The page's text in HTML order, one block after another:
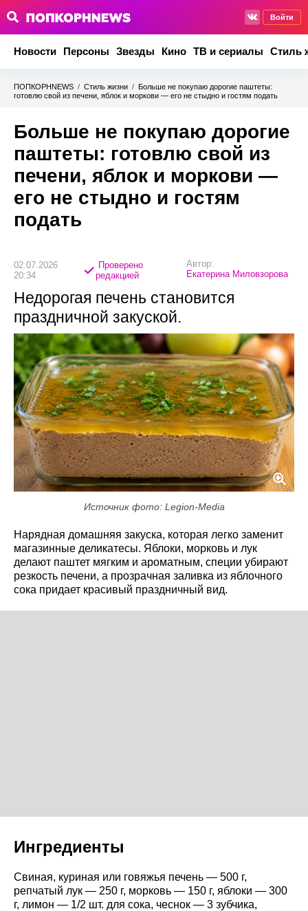
Войти
Новости Персоны Звезды Кино ТВ и сериалы Стиль
ПОПКОРНNEWS / Стиль жизни / Больше не покупаю дорогие паштеты:
готовлю свой из печени, яблок и моркови — его не стыдно и гостям подать
Больше не покупаю дорогие
паштеты: готовлю свой из
печени, яблок и моркови —
его не стыдно и гостям
подать
02.07.2026
20:34
Проверено
редакцией
Автор:
Екатерина Миловзорова
Недорогая печень становится
праздничной закуской.
Источник фото: Legion-Media
Нарядная домашняя закуска, которая легко заменит
магазинные деликатесы. Яблоки, морковь и лук
делают паштет мягким и ароматным, специи убирают
резкость печени, а прозрачная заливка из яблочного
сока придает красивый праздничный вид.
Ингредиенты
Свиная, куриная или говяжья печень — 500 г,
репчатый лук — 250 г, морковь — 150 г, яблоки — 300
г, лимон — 1/2 шт. для сока, чеснок — 3 зубчика,